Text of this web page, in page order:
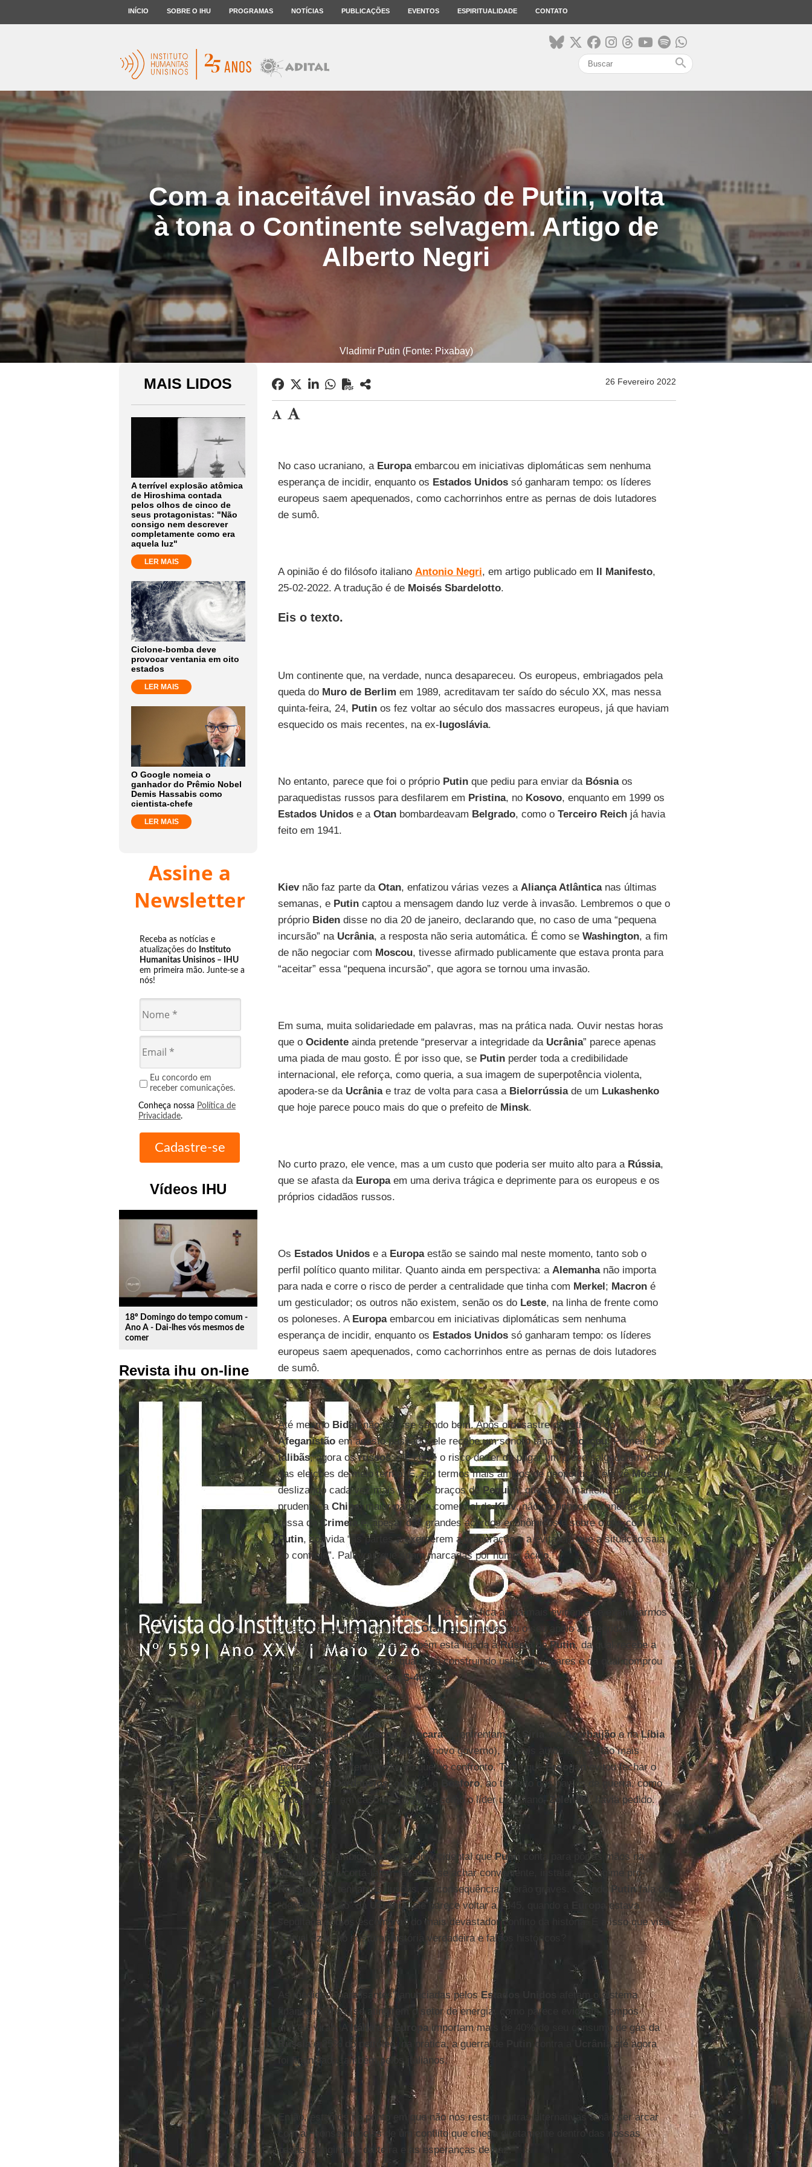
INÍCIO SOBRE O IHU PROGRAMAS NOTÍCIAS PUBLICAÇÕES EVENTOS ESPIRITUALIDADE CONTATO
search
Com a inaceitável invasão de Putin, volta
à tona o Continente selvagem. Artigo de
Alberto Negri
Vladimir Putin (Fonte: Pixabay)
MAIS LIDOS
A terrível explosão atômica
de Hiroshima contada
pelos olhos de cinco de
seus protagonistas: "Não
consigo nem descrever
completamente como era
aquela luz"
LER MAIS
Ciclone-bomba deve
provocar ventania em oito
estados
LER MAIS
O Google nomeia o
ganhador do Prêmio Nobel
Demis Hassabis como
cientista-chefe
LER MAIS
Assine a
Newsletter
Receba as notícias e
atualizações do Instituto
Humanitas Unisinos – IHU
em primeira mão. Junte-se a
nós!
Eu concordo em
receber comunicações.
Conheça nossa Política de
Privacidade.
Vídeos IHU
play_circle_outline
18º Domingo do tempo comum -
Ano A - Dai-lhes vós mesmos de
comer
Revista ihu on-line
26 Fevereiro 2022
No caso ucraniano, a Europaembarcou em iniciativas diplomáticas sem nenhuma
esperança de incidir, enquanto os Estados Unidossó ganharam tempo: os líderes
europeus saem apequenados, como cachorrinhos entre as pernas de dois lutadores
de sumô.
A opinião é do filósofo italiano Antonio Negri, em artigo publicado em Il Manifesto,
25-02-2022. A tradução é de Moisés Sbardelotto.
Eis o texto.
Um continente que, na verdade, nunca desapareceu. Os europeus, embriagados pela
queda do Muro de Berlim em 1989, acreditavam ter saído do século XX, mas nessa
quinta-feira, 24, Putinos fez voltar ao século dos massacres europeus, já que haviam
esquecido os mais recentes, na ex-Iugoslávia.
No entanto, parece que foi o próprio Putinque pediu para enviar da Bósniaos
paraquedistas russos para desfilarem em Pristina, no Kosovo, enquanto em 1999 os
Estados Unidose a Otanbombardeavam Belgrado, como o Terceiro Reichjá havia
feito em 1941.
Kievnão faz parte da Otan, enfatizou várias vezes a Aliança Atlânticanas últimas
semanas, e Putincaptou a mensagem dando luz verde à invasão. Lembremos o que o
próprio Bidendisse no dia 20 de janeiro, declarando que, no caso de uma “pequena
incursão” na Ucrânia, a resposta não seria automática. É como se Washington, a fim
de não negociar com Moscou, tivesse afirmado publicamente que estava pronta para
“aceitar” essa “pequena incursão”, que agora se tornou uma invasão.
Em suma, muita solidariedade em palavras, mas na prática nada. Ouvir nestas horas
que o Ocidenteainda pretende “preservar a integridade da Ucrânia” parece apenas
uma piada de mau gosto. É por isso que, se Putinperder toda a credibilidade
internacional, ele reforça, como queria, a sua imagem de superpotência violenta,
apodera-se da Ucrâniae traz de volta para casa a Bielorrússiade um Lukashenko
que hoje parece pouco mais do que o prefeito de Minsk.
No curto prazo, ele vence, mas a um custo que poderia ser muito alto para a Rússia,
que se afasta da Europaem uma deriva trágica e deprimente para os europeus e os
próprios cidadãos russos.
Os Estados Unidose a Europaestão se saindo mal neste momento, tanto sob o
perfil político quanto militar. Quanto ainda em perspectiva: a Alemanhanão importa
para nada e corre o risco de perder a centralidade que tinha com Merkel; Macroné
um gesticulador; os outros não existem, senão os do Leste, na linha de frente como
os poloneses. A Europaembarcou em iniciativas diplomáticas sem nenhuma
esperança de incidir, enquanto os Estados Unidossó ganharam tempo: os líderes
europeus saem apequenados, como cachorrinhos entre as pernas de dois lutadores
de sumô.
Até mesmo Bidennão está se saindo bem. Após o desastre da retirada do
Afeganistãoem agosto passado, ele recebe um sonoro tapa deMoscou. Primeiro os
talibãs, agora osrussos: ele corre o risco de ter de pagar um preço salgado em vista
das eleições de meio termo. E, em termos mais amplos de geopolítica, ele vêMoscou
deslizando cada vez mais para os braços dePequim, que ainda mantém uma linha
prudente: a China, maior parceiro comercial deKiev, não reconheceu a anexação
russa daCrimeia e, apesar dos grandes acordos econômicos e sobre o gás com
Putin, convida “as partes a exercerem a moderação e a evitarem que a situação saia
do controle”. Palavras que soam marcadas por humor ácido.
O redimensionamento daEuropa e daOtanfica ainda mais evidente se examinarmos
o caso daTurquia, membro daOtan, que manifestou o seu apoio à integridade
territorial daUcrânia, mas também está ligada àRússia dePutin, da qual recebe a
maior parte do gás, com a qual está construindo usinas nucleares e da qual comprou
até as baterias antimísseis S-400.
Se é verdade queMoscoue Ancarase enfrentam na Síria , noAzerbaijãoe naLíbia
(onde teriam concordado com um novo governo), os dois autocratas estão mais
inclinados ao entendimento do que ao confronto. Tanto queErdogan
evitou fechar o
Estreito de Dardanelos, ou seja, o Bósforo, ao trânsito dos navios de guerra, como
poderia fazer em caso de conflito e como o líder ucraniano, Zelenski, havia pedido.
É com essa ambiguidade do front ocidental quePutin conta para pôr as mãos na
Ucrânia , para cortá-la em fatias e, se achar conveniente, instalar um regime pró-
Rússia. Não tenhamos ilusões, as consequências serão graves. QuandoPutinfala de
“desnazificação” da Ucrânia, ele parece voltar a 1945, quando a
estava
sepultada sob os escombros do mais devastador conflito da história. É a isso que visa
o atual czar, ao misturar história verdadeira e falsos históricos?
As medidas “paralisantes” anunciadas pelosEstados Unidos
afetam o sistema
financeiro, mas, se atingirem o setor de energia, como parece evidente, tempos
difíceis virão. A
Itália e a Europaimportam mais de 40% do seu consumo de gás da
Rússiae 25% do petróleo; na prática, a guerra de contra a Ucrâniaaté agora
foi financiada também pelos italianos.
Então, estamos no ponto em que não nos restam outras alternativas a não ser arcar
com as consequências de um conflito que chega diretamente dentro das nossas
casas, atingindo a carteira e as esperanças de paz.